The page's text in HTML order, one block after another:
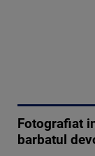
Fotografiat
barbatul